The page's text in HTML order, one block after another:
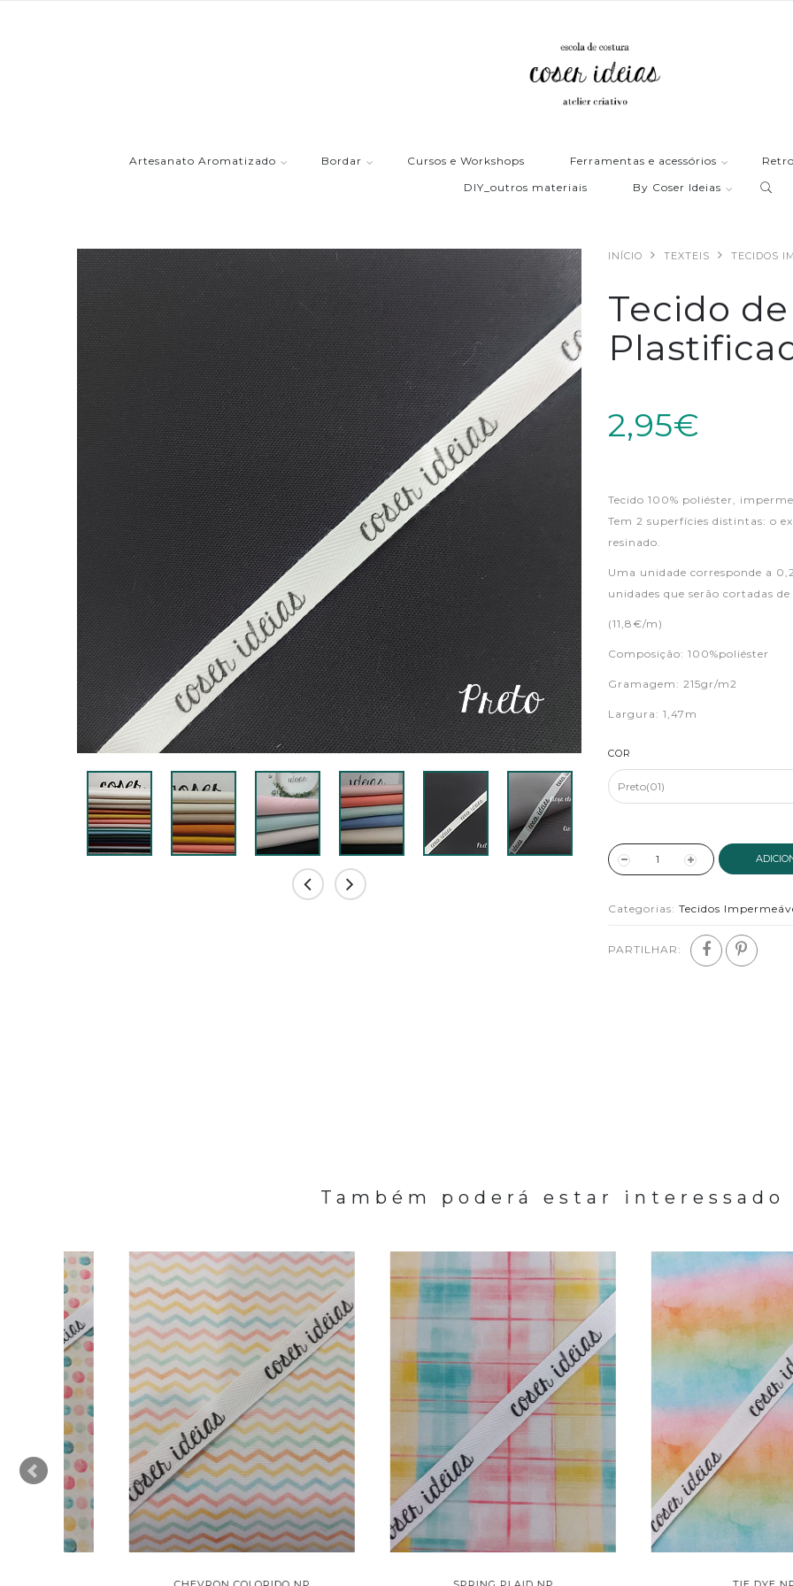
Artesanato Aromatizado Bordar Cursos e Workshops Ferramentas e acessórios
DIY_outros materiais
By Coser Ideias
INÍCIO TEXTEIS TECIDOS
Tecido
2,95€
Tecido 100% poliéster,
Tem 2 superfícies distintas: o
resinado.
Uma unidade corresponde a
unidades que serão cortadas
(11,8€/m)
Composição: 100%poliéster
Gramagem: 215gr/m2
Largura: 1,47m
COR
Categorias: Tecidos
PARTILHAR:
Também poderá estar interessado